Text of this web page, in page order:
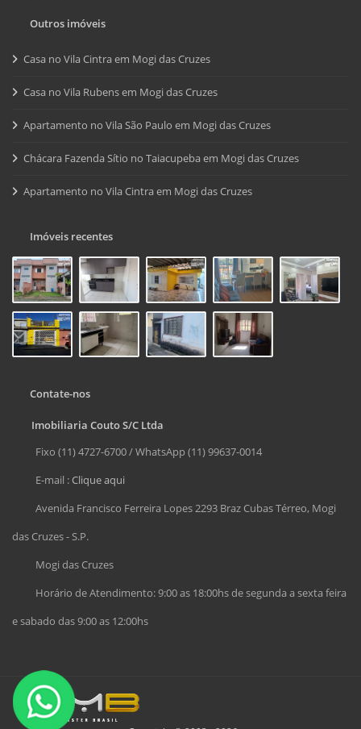
Outros imóveis
Casa no Vila Cintra em Mogi das Cruzes
Casa no Vila Rubens em Mogi das Cruzes
Apartamento no Vila São Paulo em Mogi das Cruzes
Chácara Fazenda Sítio no Taiacupeba em Mogi das Cruzes
Apartamento no Vila Cintra em Mogi das Cruzes
Imóveis recentes
Contate-nos
Imobiliaria Couto S/C Ltda
Fixo (11) 4727-6700 / WhatsApp (11) 99637-0014
E-mail :Clique aqui
Avenida Francisco Ferreira Lopes 2293 Braz Cubas Térreo, Mogi
das Cruzes - S.P.
Mogi das Cruzes
Horário de Atendimento: 9:00 as 18:00hs de segunda a sexta feira
e sabado das 9:00 as 12:00hs